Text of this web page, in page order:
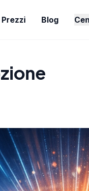
Prezzi Blog